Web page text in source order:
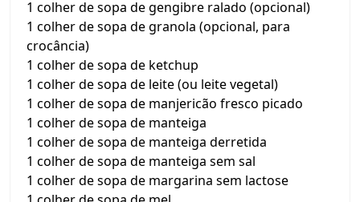
1 colher de sopa de gengibre ralado (opcional)
1 colher de sopa de granola (opcional, para
crocância)
1 colher de sopa de ketchup
1 colher de sopa de leite (ou leite vegetal)
1 colher de sopa de manjericão fresco picado
1 colher de sopa de manteiga
1 colher de sopa de manteiga derretida
1 colher de sopa de manteiga sem sal
1 colher de sopa de margarina sem lactose